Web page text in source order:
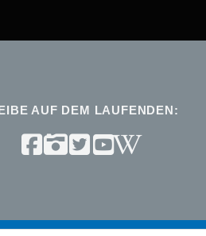
AUF DEM LAUFENDEN: